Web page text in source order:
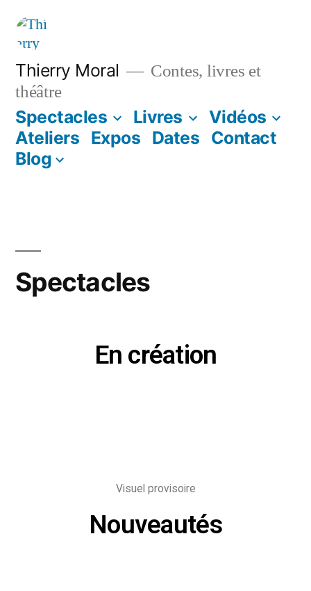
Thierry Moral
Contes, livres et
théâtre
Spectacles Livres
Vidéos
Ateliers Expos Dates Contact
Blog
Spectacles
En création
Visuel provisoire
Nouveautés